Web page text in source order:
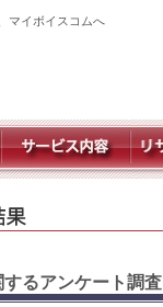
マイボイスコムへ
するアンケート調